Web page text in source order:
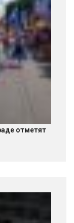
отметят